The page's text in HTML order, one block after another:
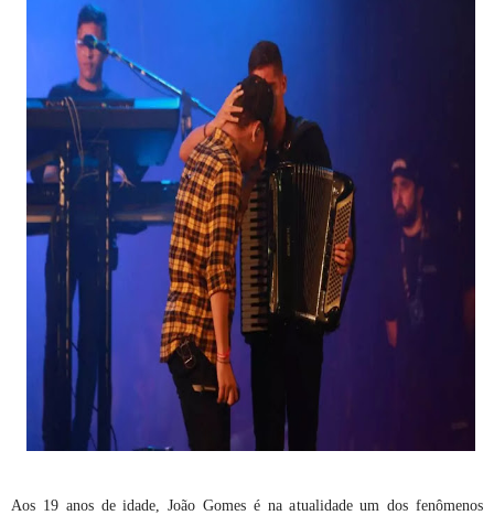
Aos 19 anos de idade, João Gomes é na atualidade um dos fenômenos